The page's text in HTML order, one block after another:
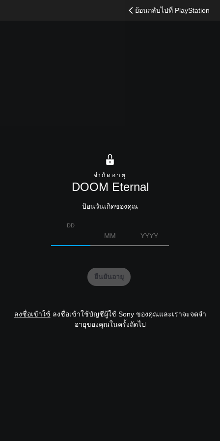
ย้อนกลับไปที่ PlayStation
จำกัดอายุ
DOOM Eternal
ป้อนวันเกิดของคุณ
MM
DD
YYYY
ยืนยันอายุ
ลงชื่อเข้าใช้ ลงชื่อเข้าใช้บัญชีผู้ใช้ Sony ของคุณและเราจะจดจำ
อายุของคุณในครั้งถัดไป